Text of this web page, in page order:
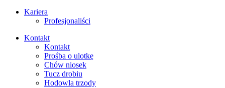
Kariera
Profesjonaliści
Kontakt
Kontakt
Prośba o ulotkę
Chów niosek
Tucz drobiu
Hodowla trzody